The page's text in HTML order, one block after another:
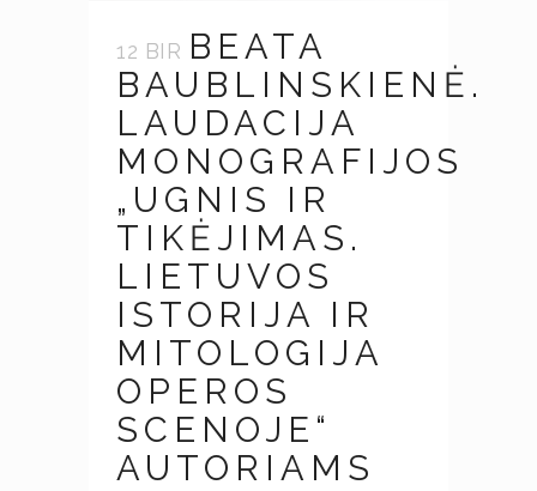
12 BIR BEATA
BAUBLINSKIENĖ.
LAUDACIJA
MONOGRAFIJOS
„UGNIS IR
TIKĖJIMAS.
LIETUVOS
ISTORIJA IR
MITOLOGIJA
OPEROS
SCENOJE“
AUTORIAMS